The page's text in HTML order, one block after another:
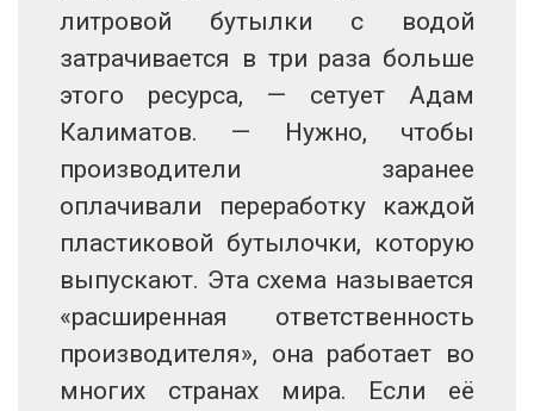
литровой бутылки с водой
затрачивается в три раза больше
этого ресурса, — сетует Адам
Калиматов. — Нужно, чтобы
производители заранее
оплачивали переработку каждой
пластиковой бутылочки, которую
выпускают. Эта схема называется
«расширенная ответственность
производителя», она работает во
многих странах мира. Если её